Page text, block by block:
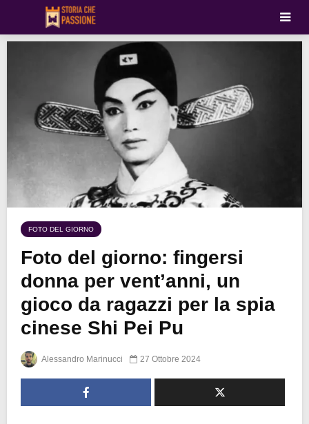
FOTO DEL GIORNO
Foto del giorno: fingersi
donna per vent’anni, un
gioco da ragazzi per la spia
cinese Shi Pei Pu
Alessandro Marinucci 27 Ottobre 2024